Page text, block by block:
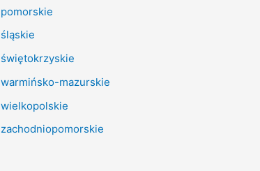
pomorskie
śląskie
świętokrzyskie
warmińsko-mazurskie
wielkopolskie
zachodniopomorskie